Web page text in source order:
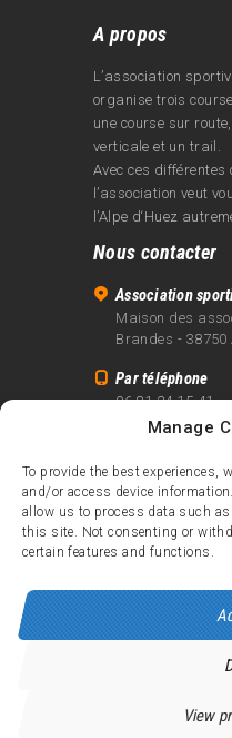
Manage
To provide the best experiences,
and/or access device
allow us to process data such
this site. Not consenting or
certain features and functions.
View
A propos
L’association
organise trois
une course sur
verticale et un trail.
Avec ces différentes
l’association veut
l’Alpe d‘Huez
Nous contacter
Association
Maison des
Brandes - 38750
Par téléphone
06 81 24 15 41
info@alpe21.fr
Mentions
Contact
crédits